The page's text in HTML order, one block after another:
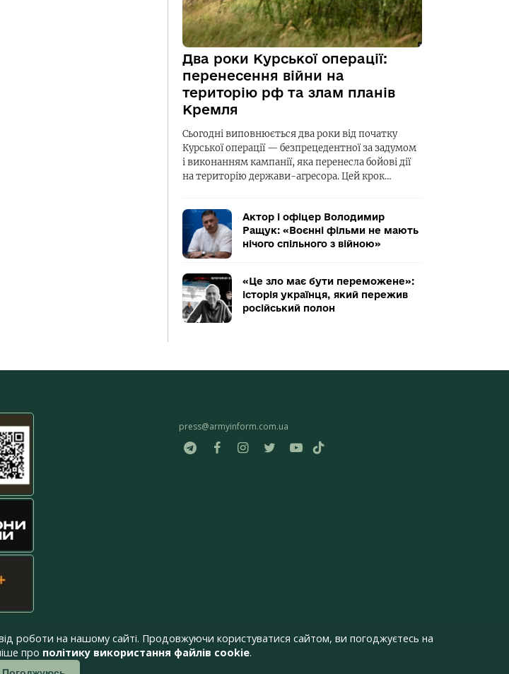
Два роки Курської операції:
перенесення війни на
територію рф та злам планів
Кремля
Сьогодні виповнюється два роки від початку
Курської операції — безпрецедентної за задумом
і виконанням кампанії, яка перенесла бойові дії
на територію держави-агресора. Цей крок…
Актор і офіцер Володимир
Ращук: «Воєнні фільми не мають
нічого спільного з війною»
«Це зло має бути переможене»:
історія українця, який пережив
російський полон
press@armyinform.com.ua
роботи на нашому сайті. Продовжуючи користуватися сайтом, ви погоджуєтесь на
про політику використання файлів cookie.